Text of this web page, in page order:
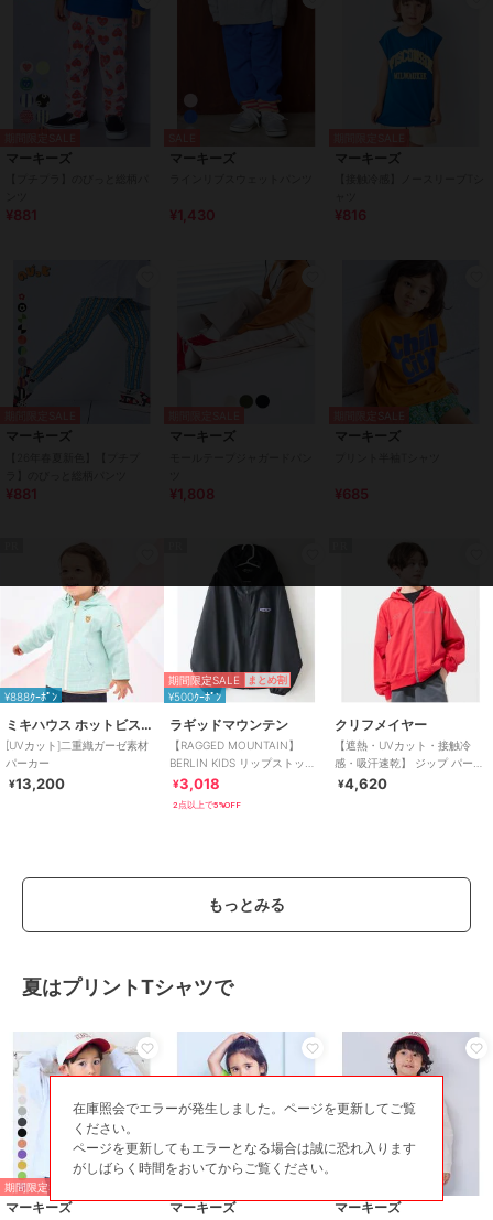
マーキーズ
¥881
マーキーズ
¥1,430
マーキーズ
¥816
マーキーズ
¥881
マーキーズ
¥1,808
マーキーズ
¥685
¥888ｸｰﾎﾟﾝ
ミキハウス ホットビスケッツ
[UVカット]二重織ガーゼ素材
パーカー
¥13,200
期間限定SALE まとめ割
¥500ｸｰﾎﾟﾝ
ラギッドマウンテン
【RAGGED MOUNTAIN】
BERLIN KIDS リップストップ
ポケッタブルパーカー 撥水
¥3,018
2点以上で5%OFF
クリフメイヤー
【遮熱・UVカット・接触冷
感・吸汗速乾】 ジップ パーカ
ー 120cm～170cm
¥4,620
もっとみる
夏はプリントTシャツで
期間限定SALE
マーキーズ マーキーズ マーキーズ
在庫照会でエラーが発生しました。ページを更新してご覧
ください。
ページを更新してもエラーとなる場合は誠に恐れ入ります
がしばらく時間をおいてからご覧ください。